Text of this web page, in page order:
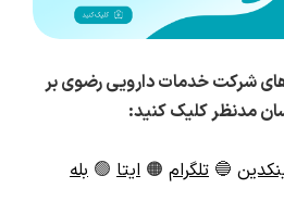
شرکت خدمات دارویی رضوی بر
مدنظر کلیک کنید:
🔵 تلگرام 🟠 ایتا 🟢 بله